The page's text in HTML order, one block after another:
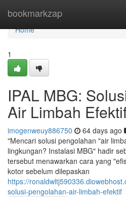
bookmarkzap
Home
Home
1
IPAL MBG:
Air Limbah
imogenweuy886750 64 days ago
"Mencari solusi pengolahan "air
lingkungan? Instalasi MBG" hadir
tersebut menawarkan cara yang
kotor sebelum dilepaskan
https://
solusi-pengolahan-air-limbah-efektif